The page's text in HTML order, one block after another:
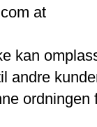
at
kan
andre
ordningen